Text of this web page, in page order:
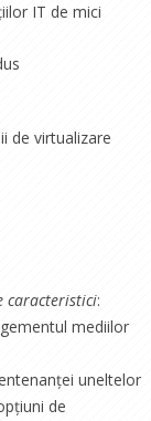
IT de mici
de virtualizare
caracteristici:
mediilor
uneltelor
de